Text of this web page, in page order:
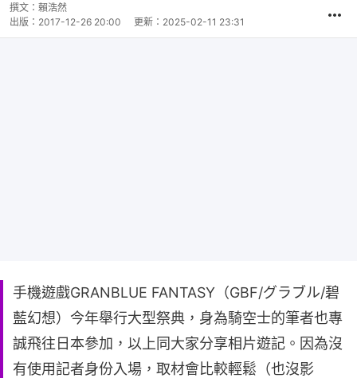
撰文： 賴浩然
出版： 2017-12-26 20:00 更新： 2025-02-11 23:31
手機遊戲GRANBLUE FANTASY（GBF/グラブル/碧
藍幻想）今年舉行大型祭典，身為騎空士的筆者也專
誠飛往日本參加，以上同大家分享相片遊記。因為沒
有使用記者身份入場，取材會比較輕鬆（也沒影